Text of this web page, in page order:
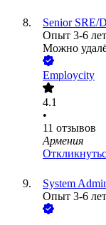
Senior SRE/
Опыт 3-6 лет
Можно
Employcity
4.1
•
11 отзывов
Армения
System
Опыт 3-6 лет